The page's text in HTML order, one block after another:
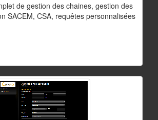
de gestion des chaines, gestion des
SACEM, CSA, requêtes personnalisées